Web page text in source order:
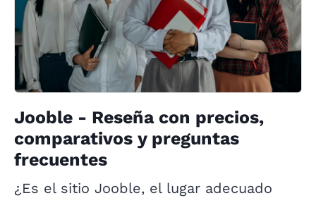
Jooble - Reseña con precios,
comparativos y preguntas
frecuentes
¿Es el sitio Jooble, el lugar adecuado